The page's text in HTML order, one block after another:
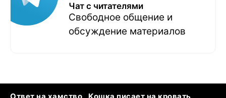
Чат с читателями
Свободное общение и
обсуждение материалов